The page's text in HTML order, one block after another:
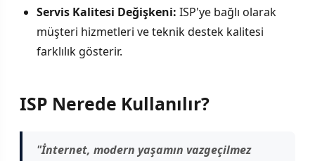
Servis Kalitesi Değişkeni: ISP'ye bağlı olarak
müşteri hizmetleri ve teknik destek kalitesi
farklılık gösterir.
ISP Nerede Kullanılır?
"İnternet, modern yaşamın vazgeçilmez